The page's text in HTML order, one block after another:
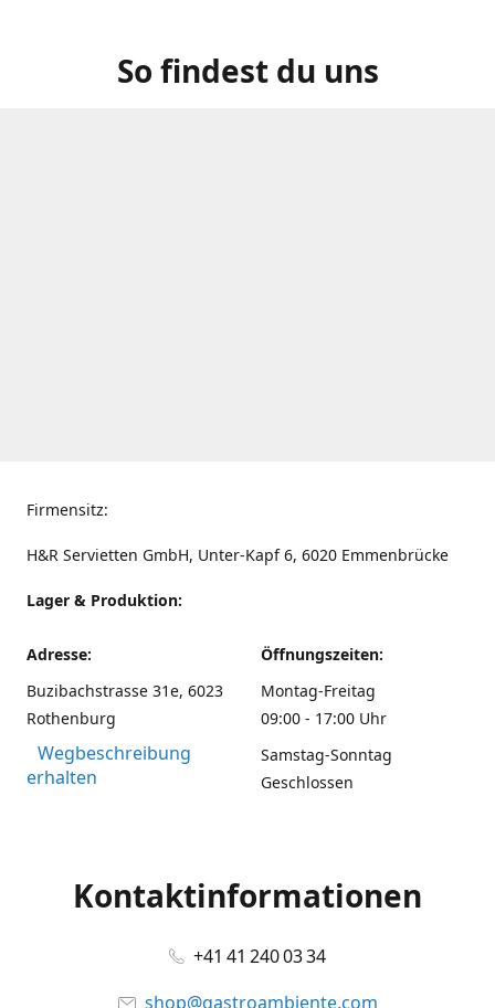
So findest du uns
Firmensitz:
H&R Servietten GmbH, Unter-Kapf 6, 6020 Emmenbrücke
Lager & Produktion:
Adresse:
Buzibachstrasse 31e, 6023
Rothenburg
Wegbeschreibung
erhalten
Öffnungszeiten:
Montag-Freitag
09:00 - 17:00 Uhr
Samstag-Sonntag
Geschlossen
Kontaktinformationen
+41 41 240 03 34
shop@gastroambiente.com